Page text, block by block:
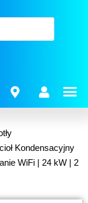
Kondensacyjny
WiFi | 24 kW | 2